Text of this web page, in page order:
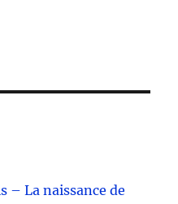
– La naissance de